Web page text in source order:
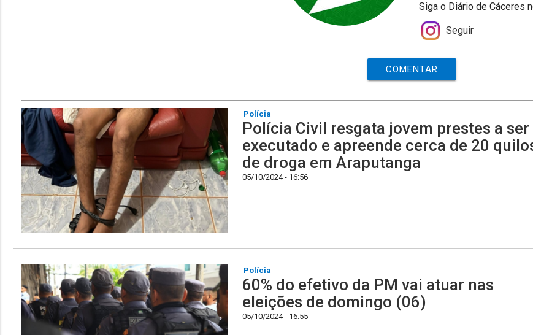
Siga o Diário de Cáceres
Seguir
COMENTAR
Polícia
Polícia Civil resgata jovem prestes a ser
executado e apreende cerca de 20
de droga em Araputanga
05/10/2024 - 16:56
Polícia
60% do efetivo da PM vai atuar nas
eleições de domingo (06)
05/10/2024 - 16:55